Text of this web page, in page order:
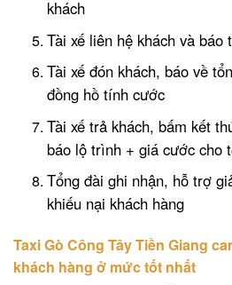
khách
Tài xế liên hệ khách và báo
Tài xế đón khách, báo về
đồng hồ tính cước
Tài xế trả khách, bấm kết
báo lộ trình + giá cước cho
Tổng đài ghi nhận, hỗ trợ
khiếu nại khách hàng
Taxi Gò Công Tây Tiền Giang
khách hàng ở mức tốt nhất